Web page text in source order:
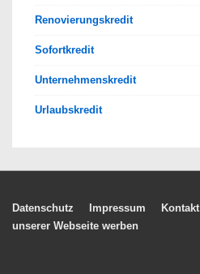
Renovierungskredit
Sofortkredit
Unternehmenskredit
Urlaubskredit
Footer-
Datenschutz Impressum Kontakt
unserer Webseite werben